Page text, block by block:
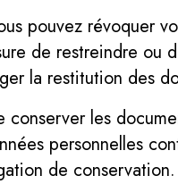
pouvez révoquer
de restreindre ou
la restitution des
les
personnelles
de conservation.